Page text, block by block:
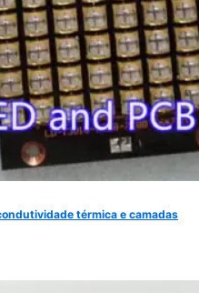
térmica e camadas